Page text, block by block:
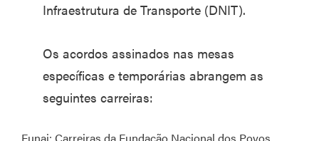
Infraestrutura de Transporte (DNIT).
Os acordos assinados nas mesas
específicas e temporárias abrangem as
seguintes carreiras: